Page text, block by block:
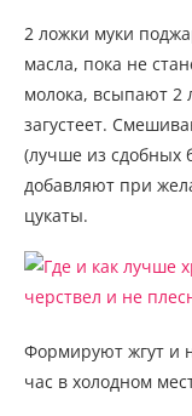
2 ложки муки
масла, пока не
молока, всыпают 2
загустеет.
(лучше из сдобных
добавляют при
цукаты.
Формируют жгут и
час в холодном